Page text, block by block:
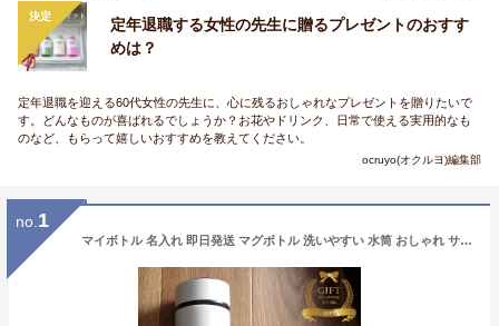
決定
定年退職する女性の先生に贈るプレゼントのおすす
めは？
定年退職を迎える60代女性の先生に、心に残るおしゃれなプレゼントを贈りたいで
す。どんなものが喜ばれるでしょうか？お花やドリンク、日常で使える実用的なも
のなど、もらって嬉しいおすすめを教えてください。
ocruyo(オクルヨ)編集部
no. 1
マイボトル 名入れ 即日発送 マグボトル 洗いやすい 水筒 おしゃれ サーモ ステンレス サーモ ステンレスボトル 魔法瓶 女子 ギフト 実用的 プレゼント 送料無料 ペアギフト 軽量 真空断熱 保温保冷 名前入り コーヒー 450ml 男性 女性 入学祝い 就職祝い クリスマス